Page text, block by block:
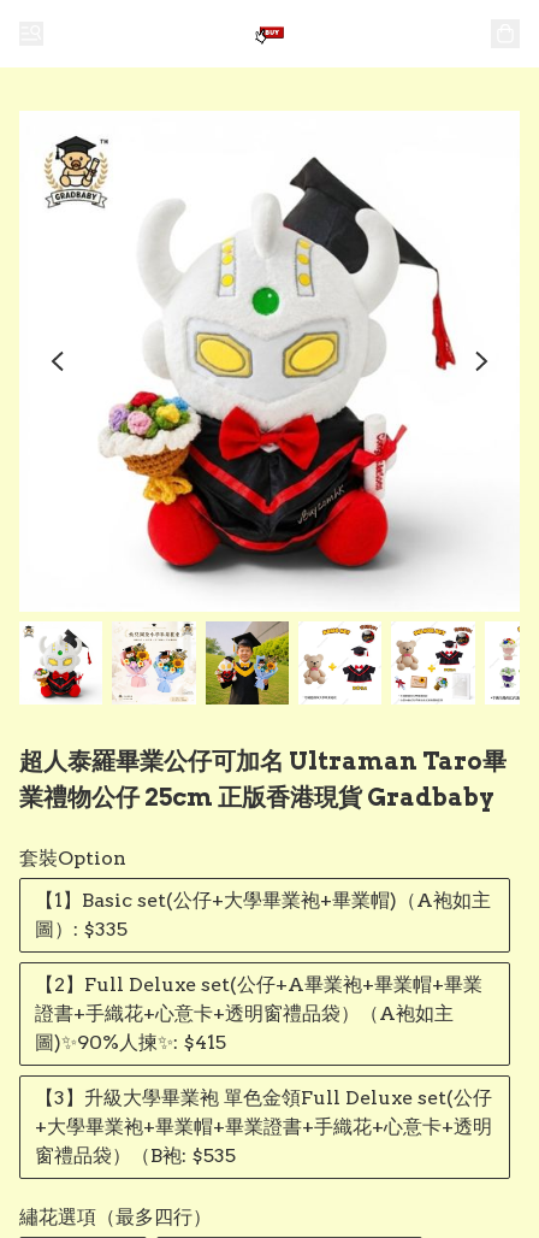
超人泰羅畢業公仔可加名 Ultraman Taro畢
業禮物公仔 25cm 正版香港現貨 Gradbaby
套裝Option
【1】Basic set(公仔+大學畢業袍+畢業帽)（A袍如主
圖）: $335
【2】Full Deluxe set(公仔+A畢業袍+畢業帽+畢業
證書+手織花+心意卡+透明窗禮品袋）（A袍如主
圖)✨90%人揀✨: $415
【3】升級大學畢業袍 單色金領Full Deluxe set(公仔
+大學畢業袍+畢業帽+畢業證書+手織花+心意卡+透明
窗禮品袋）（B袍: $535
繡花選項（最多四行）